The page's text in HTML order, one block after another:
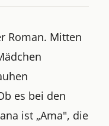
Roman. Mitten
es bei den
ist „Ama", die